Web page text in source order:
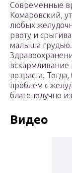
Современные
Комаровский,
любых
рвоту и
малыша
вскармливание
возраста.
проблем с
благополучно
Видео